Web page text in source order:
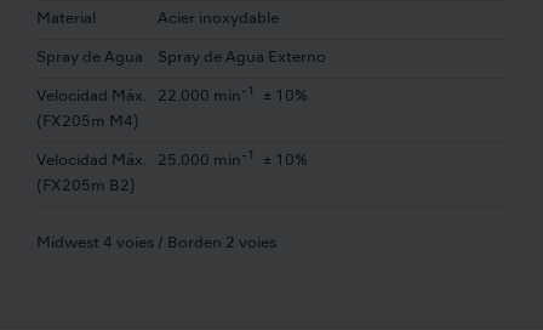
Material Acier inoxydable
Spray de Agua Spray de Agua Externo
Velocidad Máx.
(FX205m M4)
22.000 min -1 ± 10%
Velocidad Máx.
(FX205m B2)
25.000 min -1 ± 10%
Midwest 4 voies / Borden 2 voies